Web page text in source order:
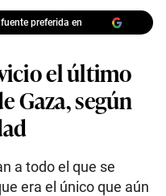
preferida en
el último
Gaza, según
a todo el que se
era el único que aún